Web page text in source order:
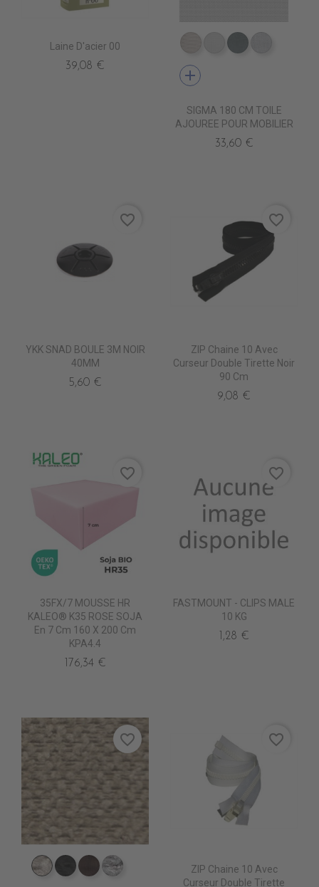
Laine D'acier 00
39,08 €
DB0209 QUELCY
DB5001 BLANC
DB5003 ACIER
add
SIGMA 180 CM TOILE
AJOUREE POUR MOBILIER
33,60 €
YKK SNAD BOULE 3M NOIR
40MM
5,60 €
favorite_border
ZIP Chaine 10 Avec
Curseur Double Tirette Noir
90 Cm
9,08 €
favorite_border
35FX/7 MOUSSE HR
KALEO® K35 ROSE SOJA
En 7 Cm 160 X 200 Cm
KPA4.4
176,34 €
favorite_border
FASTMOUNT - CLIPS MALE
10 KG
1,28 €
favorite_border
ES3550 NATUREL
ES3551 NOIR
ES3552 MARRON
ES3553 PERLE
favorite_border
ZIP Chaine 10 Avec
Curseur Double Tirette
favorite_border